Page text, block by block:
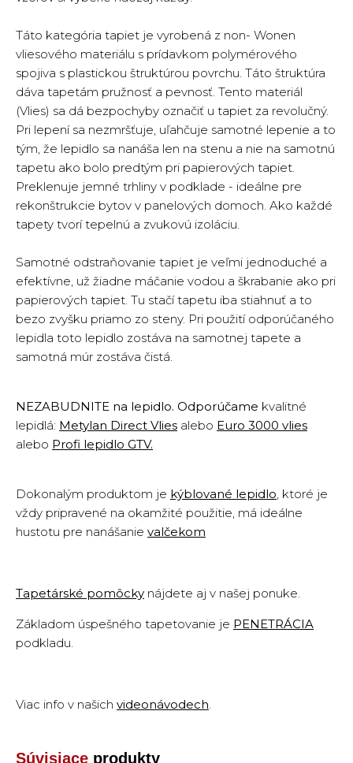
Táto kategória tapiet je vyrobená z non- Wonen
vliesového materiálu s prídavkom polymérového
spojiva s plastickou štruktúrou povrchu. Táto štruktúra
dáva tapetám pružnosť a pevnosť. Tento materiál
(Vlies) sa dá bezpochyby označiť u tapiet za revolučný.
Pri lepení sa nezmršťuje, uľahčuje samotné lepenie a to
tým, že lepidlo sa nanáša len na stenu a nie na samotnú
tapetu ako bolo predtým pri papierových tapiet.
Preklenuje jemné trhliny v podklade - ideálne pre
rekonštrukcie bytov v panelových domoch. Ako každé
tapety tvorí tepelnú a zvukovú izoláciu.
Samotné odstraňovanie tapiet je veľmi jednoduché a
efektívne, už žiadne máčanie vodou a škrabanie ako pri
papierových tapiet. Tu stačí tapetu iba stiahnuť a to
bezo zvyšku priamo zo steny. Pri použití odporúčaného
lepidla toto lepidlo zostáva na samotnej tapete a
samotná múr zostáva čistá.
NEZABUDNITE na lepidlo. Odporúčame kvalitné
lepidlá: Metylan Direct Vlies alebo Euro 3000 vlies
alebo Profi lepidlo GTV.
Dokonalým produktom je kýblované lepidlo, ktoré je
vždy pripravené na okamžité použitie, má ideálne
hustotu pre nanášanie valčekom
Tapetárské pomôcky nájdete aj v našej ponuke.
Základom úspešného tapetovanie je PENETRÁCIA
podkladu.
Viac info v našich videonávodech.
Súvisiace produkty